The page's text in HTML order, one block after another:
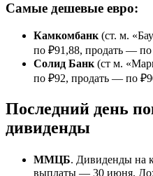
Самые дешевые евро:
Камкомбанк (ст. м.
по ₽91,88, продать — по
Солид Банк (ст м.
по ₽92, продать — по
Последний день
дивиденды
ММЦБ. Дивиденды на
выплаты — 30 июня.